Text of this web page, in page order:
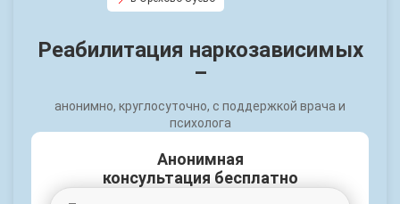
Пациент делится впечатлениями после
Реабилитация наркозависимых
–
анонимно, круглосуточно, с поддержкой врача и
психолога
Анонимная
консультация бесплатно